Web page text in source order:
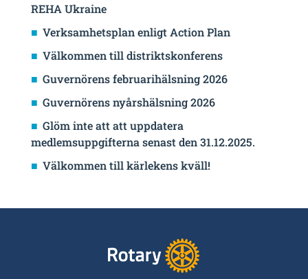
REHA Ukraine
Verksamhetsplan enligt Action Plan
Välkommen till distriktskonferens
Guvernörens februarihälsning 2026
Guvernörens nyårshälsning 2026
Glöm inte att att uppdatera
medlemsuppgifterna senast den 31.12.2025.
Välkommen till kärlekens kväll!